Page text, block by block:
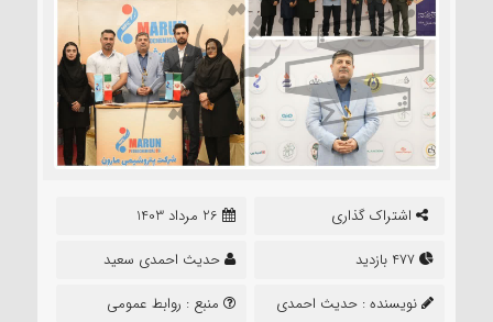
اشتراک گذاری
26 مرداد 1403
حدیث احمدی سعید
نویسنده : حدیث احمدی
منبع : روابط عمومی